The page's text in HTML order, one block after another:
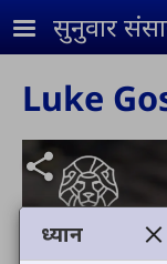
Skip to main
सुनुवार
Luke
ध्यान